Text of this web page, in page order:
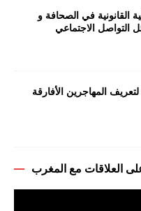
القانونية في الصحافة و
الاجتماعي
المهاجرين الأفارقة
على العلاقات مع المغرب